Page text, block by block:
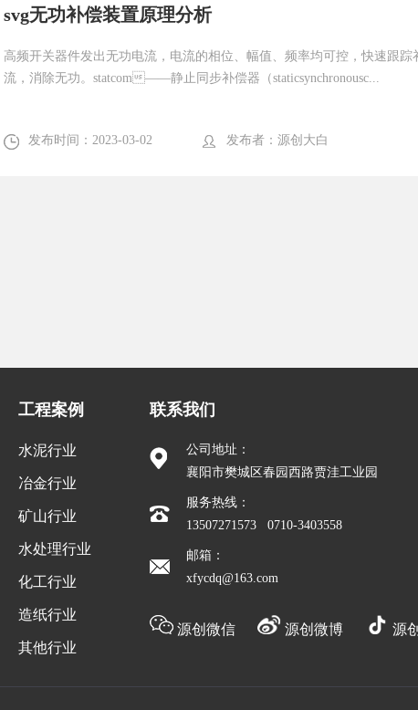
svg无功补偿装置原理分析
高频开关器件发出无功电流，电流的相位、幅值、频率均可控，快速跟踪
流，消除无功。statcom——静止同步补偿器（staticsynchronousc...
发布时间： 2023-03-02 发布者： 源创大白
工程案例
水泥行业
冶金行业
矿山行业
水处理行业
化工行业
造纸行业
其他行业
联系我们
公司地址：
襄阳市樊城区春园西路贾洼工业园
服务热线：
13507271573 0710-3403558
邮箱：
xfycdq@163.com
源创微信 源创微博 源